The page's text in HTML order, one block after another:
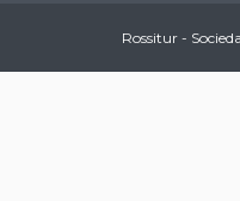
Rossitur -